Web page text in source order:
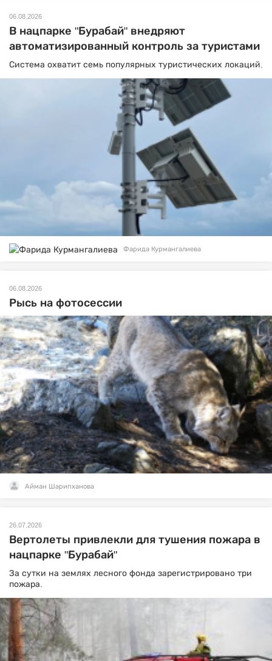
06.08.2026
В нацпарке "Бурабай" внедряют
автоматизированный контроль за туристами
Система охватит семь популярных туристических локаций.
Фарида Курмангалиева
06.08.2026
Рысь на фотосессии
Айман Шарипханова
26.07.2026
Вертолеты привлекли для тушения пожара в
нацпарке "Бурабай"
За сутки на землях лесного фонда зарегистрировано три
пожара.